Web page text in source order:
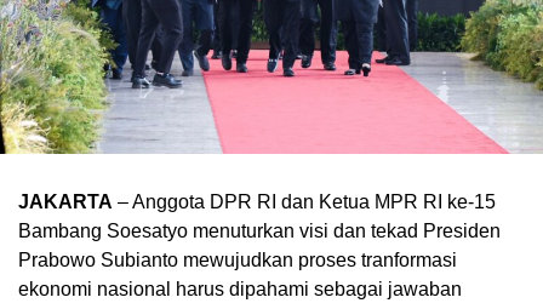
JAKARTA – Anggota DPR RI dan Ketua MPR RI ke-15
Bambang Soesatyo menuturkan visi dan tekad Presiden
Prabowo Subianto mewujudkan proses tranformasi
ekonomi nasional harus dipahami sebagai jawaban